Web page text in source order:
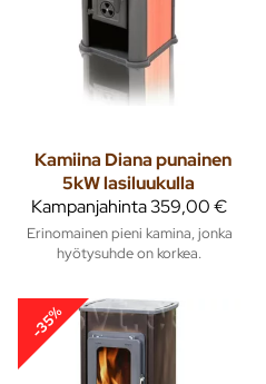
Kamiina Diana punainen
5kW lasiluukulla
Kampanjahinta359,00 €
Erinomainen pieni kamina, jonka
hyötysuhde on korkea.
-35%